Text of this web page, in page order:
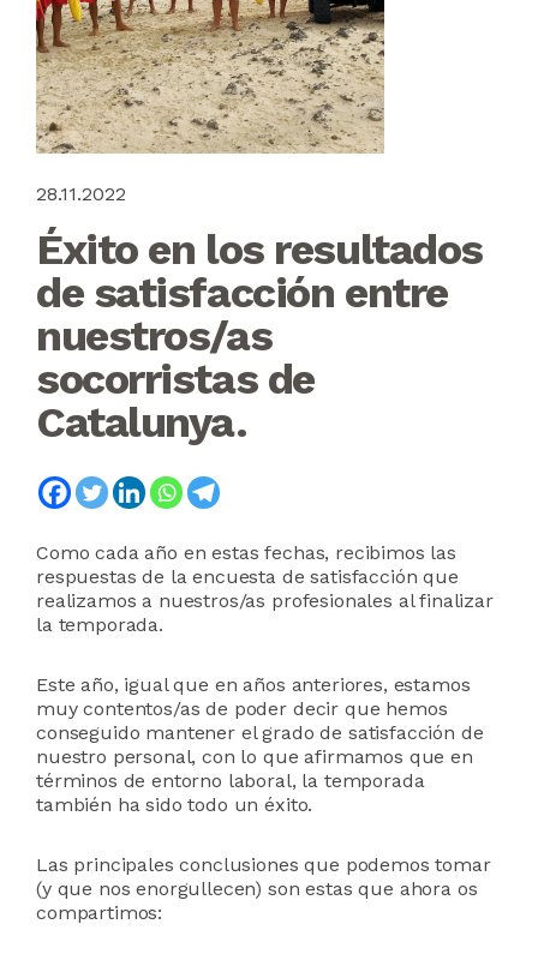
28.11.2022
Éxito en los resultados
de satisfacción entre
nuestros/as
socorristas de
Catalunya.
Como cada año en estas fechas, recibimos las
respuestas de la encuesta de satisfacción que
realizamos a nuestros/as profesionales al finalizar
la temporada.
Este año, igual que en años anteriores, estamos
muy contentos/as de poder decir que hemos
conseguido mantener el grado de satisfacción de
nuestro personal, con lo que afirmamos que en
términos de entorno laboral, la temporada
también ha sido todo un éxito.
Las principales conclusiones que podemos tomar
(y que nos enorgullecen) son estas que ahora os
compartimos: